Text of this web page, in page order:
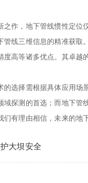
，地下管线惯性定位
管线三维信息的精准获
高等诸多优点。其卓越
择需根据具体应用场
域探测的首选；而地下
有理由相信，未来的地
大坝安全